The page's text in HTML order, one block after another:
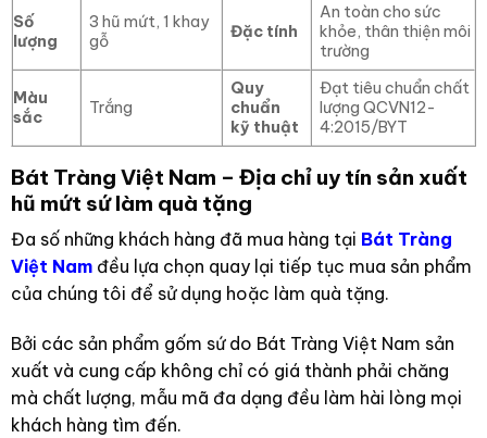
Số
lượng
3 hũ mứt, 1 khay
gỗ
Đặc tính
An toàn cho sức
khỏe, thân thiện môi
trường
Màu
sắc
Trắng
Quy
chuẩn
kỹ thuật
Đạt tiêu chuẩn chất
lượng QCVN12-
4:2015/BYT
Bát Tràng Việt Nam – Địa chỉ uy tín sản xuất
hũ mứt sứ làm quà tặng
Đa số những khách hàng đã mua hàng tại Bát Tràng
Việt Namđều lựa chọn quay lại tiếp tục mua sản phẩm
của chúng tôi để sử dụng hoặc làm quà tặng.
Bởi các sản phẩm gốm sứ do Bát Tràng Việt Nam sản
xuất và cung cấp không chỉ có giá thành phải chăng
mà chất lượng, mẫu mã đa dạng đều làm hài lòng mọi
khách hàng tìm đến.